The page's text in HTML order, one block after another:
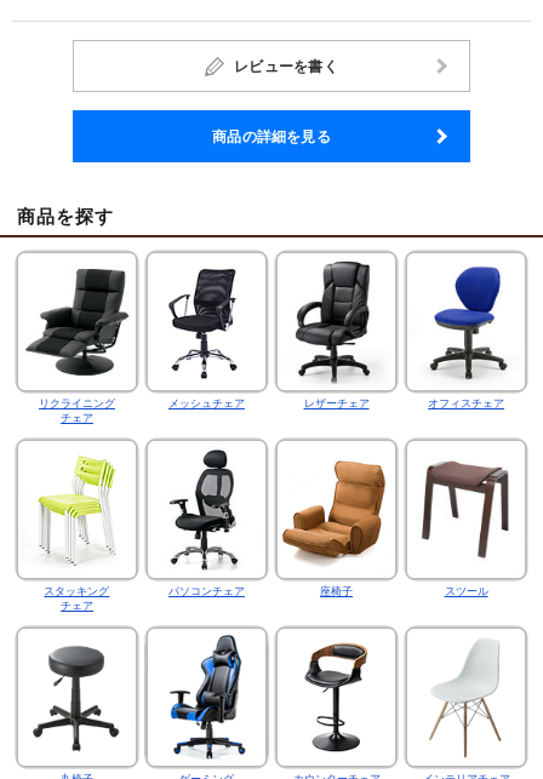
レビューを書く
商品の詳細を見る
商品を探す
リクライニング
チェア
メッシュチェア レザーチェア オフィスチェア
スタッキング
チェア
パソコンチェア 座椅子 スツール